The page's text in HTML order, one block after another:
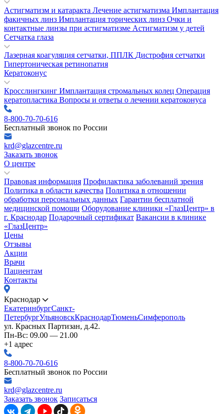
Астигматизм и катаракта Лечение астигматизма Имплантация
факичных линз Имплантация торических линз Очки и
контактные линзы при астигматизме Астигматизм у детей
Сетчатка глаза
Лазерная коагуляция сетчатки, ППЛК Дистрофия сетчатки
Гипертоническая ретинопатия
Кератоконус
Кросслингкинг Имплантация стромальных колец Операция
кератопластика Вопросы и ответы о лечении кератоконуса
8-800-70-70-616
Бесплатный звонок по России
krd@glazcentre.ru
Заказать звонок
О центре
Правовая информация Профилактика заболеваний зрения
Политика в области качества Политика в отношении
обработки персональных данных Гарантии бесплатной
медицинской помощи Оборудование клиники «ГлазЦентр» в
г. Краснодар Подарочный сертификат Вакансии в клинике
«ГлазЦентр»
Цены
Отзывы
Акции
Врачи
Пациентам
Контакты
Краснодар
ЕкатеринбургСанкт-
ПетербургУльяновскКраснодарТюменьСимферополь
ул. Красных Партизан, д.42.
Пн-Вс: 09.00 — 21.00
+1 адрес
8-800-70-70-616
Бесплатный звонок по России
krd@glazcentre.ru
Заказать звонок Записаться